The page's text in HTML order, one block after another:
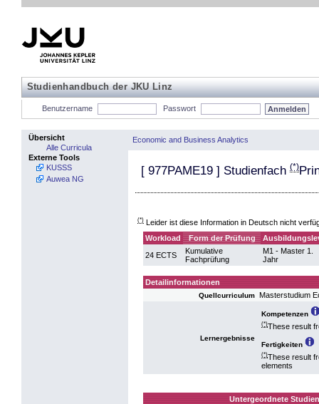
Studienhandbuch der JKU Linz
Benutzername Passwort
Übersicht
Alle Curricula
Externe Tools
KUSSS
Auwea NG
Economic and Business Analytics
[ 977PAME19 ] Studienfach (*)
(*) Leider ist diese Information in Deutsch nicht
Workload
Form der Prüfung
24 ECTS
Kumulative
Fachprüfung
M1 - Master 1.
Jahr
Detailinformationen
Quellcurriculum Masterstudium
Lernergebnisse
Kompetenzen
(*)These result
Fertigkeiten
(*)These result
elements
Untergeordnete